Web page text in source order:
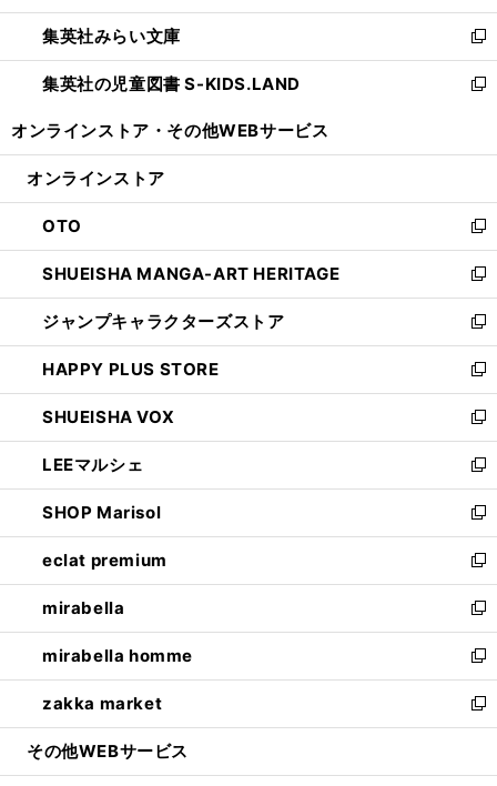
開
く
ウ
で
開
く
ン
ド
ウ
で
ウ
ィ
ン
ド
開
集英社みらい文庫
新
し
い
ン
ウ
で
開
く
集英社の児童図書 S-KIDS.LAND
新
ウ
ン
ド
ウ
で
開
く
オンラインストア・ その他WEBサービス
オンラインストア
OTO
新
し
い
ウ
ィ
ン
ド
ウ
で
開
く
SHUEISHA MANGA-ART HERITAGE
新
し
い
ウ
ィ
ン
ド
ウ
で
開
く
ジャンプキャラクターズストア
新
し
い
ウ
ィ
ン
ド
ウ
で
開
く
HAPPY PLUS STORE
新
し
い
ウ
ィ
ン
ド
ウ
で
開
く
SHUEISHA VOX
新
し
い
ウ
ィ
ン
ド
ウ
で
開
く
LEEマルシェ
新
し
い
ウ
ィ
ン
ド
ウ
で
開
く
SHOP Marisol
新
し
い
ウ
ィ
ン
ド
ウ
で
開
eclat premium
新
し
い
ウ
ィ
ン
ド
ウ
開
mirabella
新
し
い
ウ
ィ
ン
ウ
mirabella homme
新
し
い
ウ
ン
zakka market
新
し
ウ
その他WEBサービス